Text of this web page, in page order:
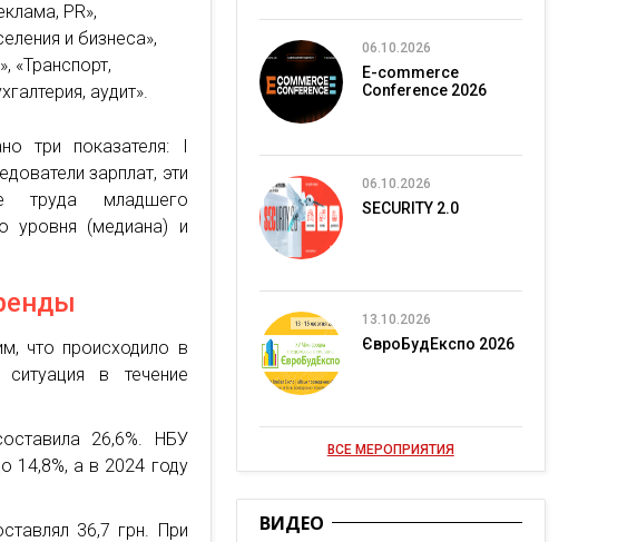
PR»,
и бизнеса»,
«Транспорт,
аудит».
три показателя: I
зарплат, эти
труда младшего
уровня (медиана) и
что происходило в
в течение
26,6%. НБУ
14,8%, а в 2024 году
36,7 грн. При
06.10.2026
E-commerce
Conference 2026
06.10.2026
SECURITY 2.0
13.10.2026
ЄвроБудЕкспо 2026
ВСЕ МЕРОПРИЯТИЯ
ВИДЕО